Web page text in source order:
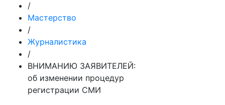
/
Мастерство
/
Журналистика
/
ВНИМАНИЮ ЗАЯВИТЕЛЕЙ:
об изменении процедур
регистрации СМИ